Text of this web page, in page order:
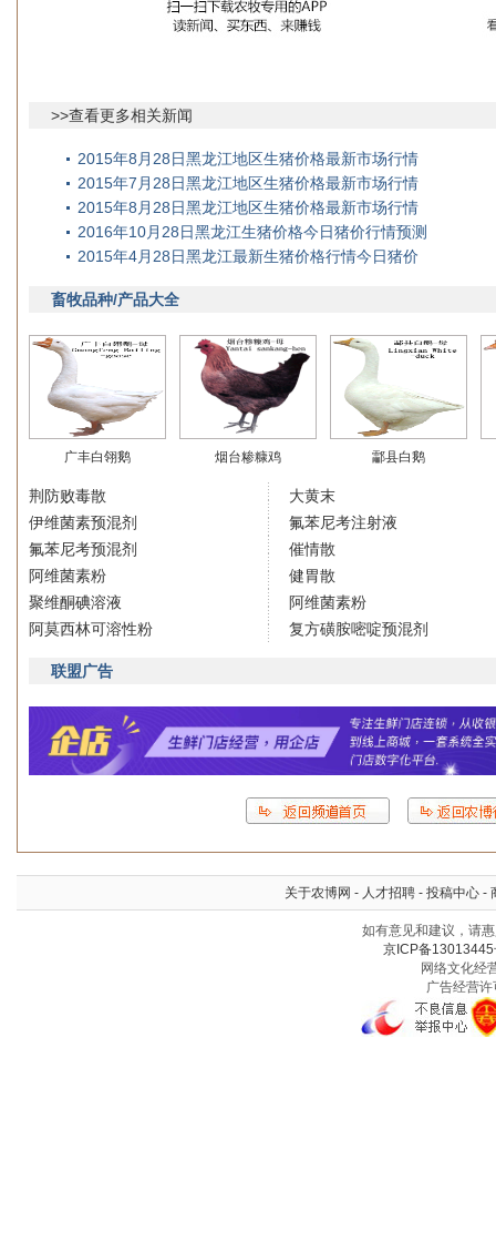
>>查看更多相关新闻
2015年8月28日黑龙江地区生猪价格最新市场行情
2015年7月28日黑龙江地区生猪价格最新市场行情
2015年8月28日黑龙江地区生猪价格最新市场行情
2016年10月28日黑龙江生猪价格今日猪价行情预测
2015年4月28日黑龙江最新生猪价格行情今日猪价
畜牧品种/产品大全
广丰白翎鹅 烟台糁糠鸡 酃县白鹅
荆防败毒散
伊维菌素预混剂
氟苯尼考预混剂
阿维菌素粉
聚维酮碘溶液
阿莫西林可溶性粉
大黄末
氟苯尼考注射液
催情散
健胃散
阿维菌素粉
复方磺胺嘧啶预混剂
联盟广告
关于农博网 - 人才招聘 - 投稿中心 -
如有意见和建议，请
京ICP备13013445
网络文化经
广告经营